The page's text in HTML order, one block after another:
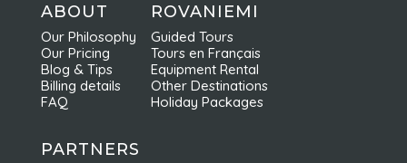
ABOUT
Our Philosophy
Our Pricing
Blog & Tips
Billing details
FAQ
ROVANIEMI
Guided Tours
Tours en Français
Equipment Rental
Other Destinations
Holiday Packages
PARTNERS